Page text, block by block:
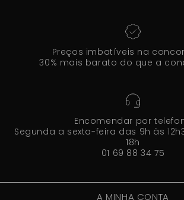
Preços imbatíveis na
30% mais barato do que a
Encomendar por
Segunda a sexta-feira das 9h às
18h
01 69 88 34 75
A MINHA CONTA